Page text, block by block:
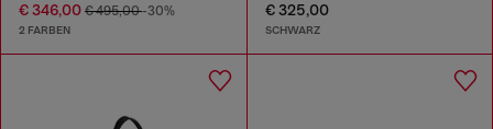
€ 346,00 € 495,00-30%
2 FARBEN
€ 325,00
SCHWARZ